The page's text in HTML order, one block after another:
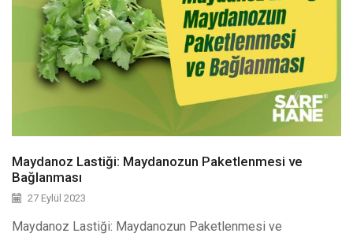
Maydanoz Lastiği: Maydanozun Paketlenmesi ve
Bağlanması
27 Eylül 2023
Maydanoz Lastiği: Maydanozun Paketlenmesi ve